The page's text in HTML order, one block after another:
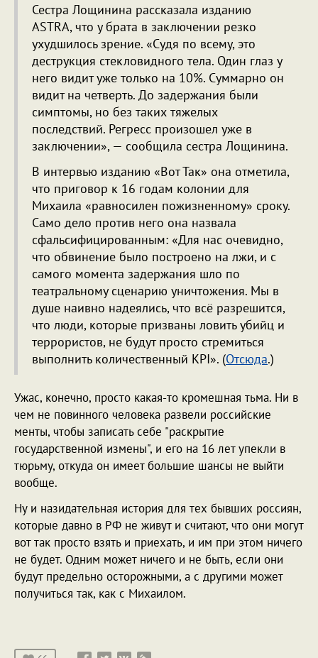
Сестра Лощинина рассказала изданию
ASTRA, что у брата в заключении резко
ухудшилось зрение. «Судя по всему, это
деструкция стекловидного тела. Один глаз у
него видит уже только на 10%. Суммарно он
видит на четверть. До задержания были
симптомы, но без таких тяжелых
последствий. Регресс произошел уже в
заключении», — сообщила сестра Лощинина.
В интервью изданию «Вот Так» она отметила,
что приговор к 16 годам колонии для
Михаила «равносилен пожизненному» сроку.
Само дело против него она назвала
сфальсифицированным: «Для нас очевидно,
что обвинение было построено на лжи, и с
самого момента задержания шло по
театральному сценарию уничтожения. Мы в
душе наивно надеялись, что всё разрешится,
что люди, которые призваны ловить убийц и
террористов, не будут просто стремиться
выполнить количественный KPI». (Отсюда.)
Ужас, конечно, просто какая-то кромешная тьма. Ни в
чем не повинного человека развели российские
менты, чтобы записать себе "раскрытие
государственной измены", и его на 16 лет упекли в
тюрьму, откуда он имеет большие шансы не выйти
вообще.
Ну и назидательная история для тех бывших россиян,
которые давно в РФ не живут и считают, что они могут
вот так просто взять и приехать, и им при этом ничего
не будет. Одним может ничего и не быть, если они
будут предельно осторожными, а с другими может
получиться так, как с Михаилом.